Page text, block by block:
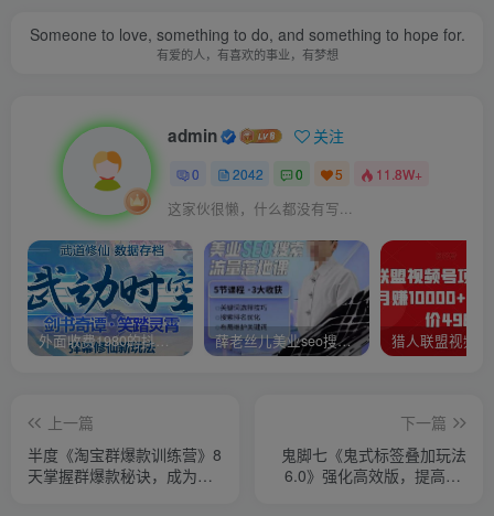
Someone to love, something to do, and something to hope for.
有爱的人，有喜欢的事业，有梦想
admin 关注
0 2042 0 5 11.8W+
这家伙很懒，什么都没有写...
外面收费1980的抖音武动时空直播项目，无需真人出镜，实时互动直播【软件+详细教程】 薛老丝儿美业seo搜索流量落地课，一周暴涨20w粉丝，全干货讲解
上一篇
半度《淘宝群爆款训练营》8
天掌握群爆款秘诀，成为运
下一篇
鬼脚七《鬼式标签叠加玩法
6.0》强化高效版，提高UV